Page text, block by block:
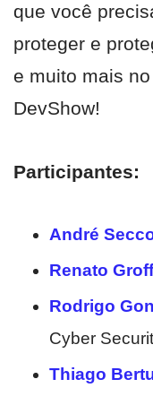
que você
proteger e
e muito mais
DevShow!
Participantes:
André
Renato
Rodrigo
Cyber
Thiago